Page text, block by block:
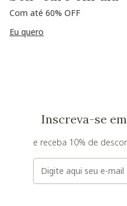
Com até 60% OFF
Eu quero
Inscreva-se
e receba 10% de
E-mail